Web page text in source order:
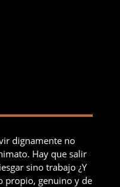
dignamente no
Hay que salir
sino trabajo ¿Y
propio, genuino y de